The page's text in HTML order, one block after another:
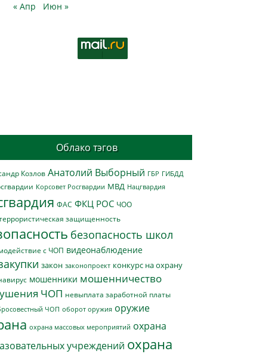
« Апр Июн »
Облако тэгов
Козлов Анатолий Выборный ГБР ГИБДД
Корсовет Росгвардии МВД Нацгвардия
ФАС ФКЦ РОС ЧОО
защищенность
безопасность школ
с ЧОП видеонаблюдение
закон законопроект конкурс на охрану
мошенники мошенничество
ЧОП невыплата заработной платы
ЧОП оборот оружия оружие
охрана массовых мероприятий охрана
учреждений охрана